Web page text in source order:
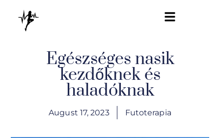
Egészséges nasik
kezdőknek és
haladóknak
August 17, 2023 Futoterapia